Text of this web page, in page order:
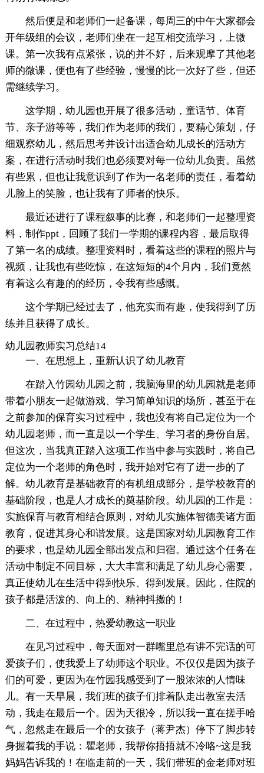
然后便是和老师们一起备课，每周三的中午大家都会
开年级组的会议，老师们坐在一起互相交流学习，上微
课。第一次我有点紧张，说的并不好，后来观摩了其他老
师的微课，便也有了些经验，慢慢的比一次好了些，但还
需继续学习。
这学期，幼儿园也开展了很多活动，童话节、体育
节、亲子游等等，我们作为老师的我们，要精心策划，仔
细观察幼儿，然后思考并设计出适合幼儿成长的活动方
案，在进行活动时我们也必须要对每一位幼儿负责。虽然
有些累，但也让我意识到了作为一名老师的责任，看着幼
儿脸上的笑脸，也让我有了师者的快乐。
最近还进行了课程叙事的比赛，和老师们一起整理资
料，制作ppt，回顾了我们一学期的课程内容，最后取得
了第一名的成绩。整理资料时，看着这些的课程的照片与
视频，让我也有些吃惊，在这短短的4个月内，我们竟然
有着这么有趣的的经历，令我有些感慨。
这个学期已经过去了，他充实而有趣，使我得到了历
练并且获得了成长。
幼儿园教师实习总结14
一、在思想上，重新认识了幼儿教育
在踏入竹园幼儿园之前，我脑海里的幼儿园就是老师
带着小朋友一起做游戏、学习简单知识的场所，甚至于在
之前参加的保育实习过程中，我也没有将自己定位为一个
幼儿园老师，而一直是以一个学生、学习者的身份自居。
但这次，当我真正踏入这项工作当中参与实践时，将自己
定位为一个老师的角色时，我开始对它有了进一步的了
解。幼儿教育是基础教育的有机组成部分，是学校教育的
基础阶段，也是人才成长的奠基阶段。幼儿园的工作是：
实施保育与教育相结合原则，对幼儿实施体智德美诸方面
教育，促进其身心和谐发展。这是国家对幼儿园教育工作
的要求，也是幼儿园全部出发点和归宿。通过这个任务在
活动中制定不同目标，大大丰富和满足了幼儿身心需要，
真正使幼儿在生活中得到快乐、得到发展。因此，住院的
孩子都是活泼的、向上的、精神抖擞的！
二、在过程中，热爱幼教这一职业
在见习过程中，每天面对一群嘴里总有讲不完话的可
爱孩子们，使我爱上了幼师这个职业。不仅仅是因为孩子
们的可爱，更因为在竹园我感受到了一股浓浓的人情味
儿。有一天早晨，我们班的孩子们排着队走出教室去活
动，我走在最后一个。因为天很冷，所以我一直在搓手哈
气，忽然走在最后一个的女孩子（蒋尹杰）停下了脚步转
身握着我的手说：瞿老师，我帮你捂捂就不冷咯~这是我
妈妈告诉我的！在临走前的一天，我们带班的金老师对班